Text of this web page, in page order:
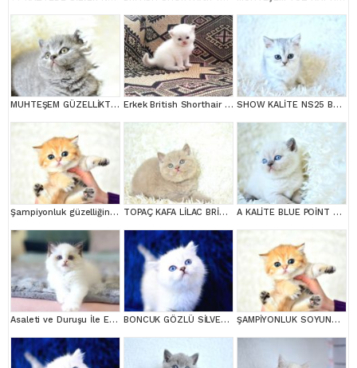
MUHTEŞEM GÜZELLİKTE GRİ BRİTİSH Erkek British Shorthair Red Point SHOW KALİTE NS25 BRİTİSH SHORTHAİR YAVRUMUZ DİŞİ
Şampiyonluk güzelliğinde ny11 golden british shorthair TOPAÇ KAFA LİLAC BRİTİSH SHORTHAİR A KALİTE BLUE POİNT BRİTİSH SHORTHAİR
Asaleti ve Duruşu İle Eşsiz Güzellikte Ragdoll BONCUK GÖZLÜ SİLVER BRİTİSH SHORTHAİR NS1133 ŞAMPİYONLUK SOYUNDAN NY11 GOLDEN BRİTİSH SHORTHAİR